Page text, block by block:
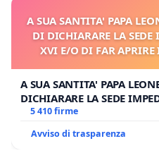
A SUA SANTITA' PAPA
DI DICHIARARE LA
XVI E/O DI FAR APRIRE
A SUA SANTITA' PAPA
DICHIARARE LA SEDE
E/O DI FAR APRIRE IL
5 410 firme
Avviso di trasparenza